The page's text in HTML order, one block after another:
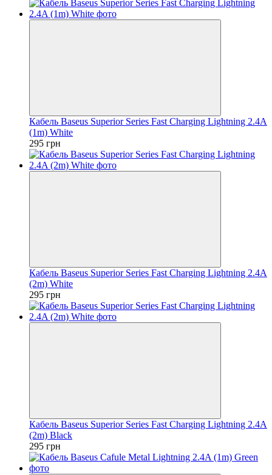
Кабель Baseus Superior Series Fast Charging Lightning 2.4A
(1m) White
295 грн
Кабель Baseus Superior Series Fast Charging Lightning 2.4A
(2m) White
295 грн
Кабель Baseus Superior Series Fast Charging Lightning 2.4A
(2m) Black
295 грн